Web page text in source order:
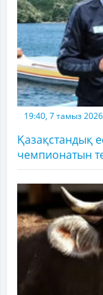
19:40, 7 тамыз 2026
Қазақстандық
чемпионатын